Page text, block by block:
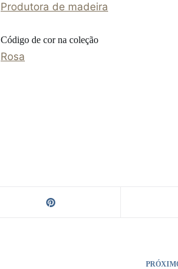
Produtora de madeira
Código de cor na coleção
Rosa